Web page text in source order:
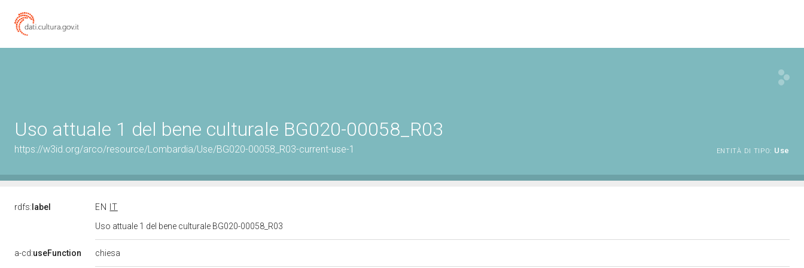
Uso attuale 1 del bene culturale BG020-00058_R03
https://w3id.org/arco/resource/Lombardia/Use/BG020-00058_R03-current-use-1 ENTITÀ DI TIPO: Use
rdfs: label EN
IT
Uso attuale 1 del bene culturale BG020-00058_R03
a-cd:useFunction chiesa